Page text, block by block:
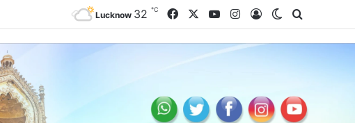
Lucknow 32 ℃ FacebookYouTubeInstagram
Log InSwitch skin